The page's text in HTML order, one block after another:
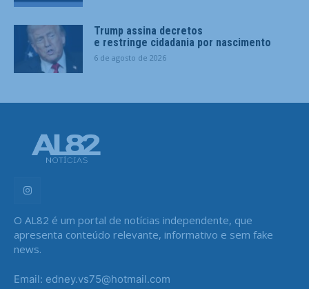
Trump assina decretos
e restringe cidadania por nascimento
6 de agosto de 2026
O AL82 é um portal de notícias independente, que
apresenta conteúdo relevante, informativo e sem fake
news.
Email: edney.vs75@hotmail.com